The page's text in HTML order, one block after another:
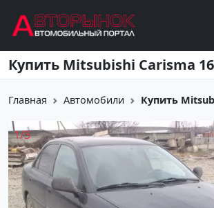
Перейти к основному содержанию
Главная Автомобили Купить
1/3